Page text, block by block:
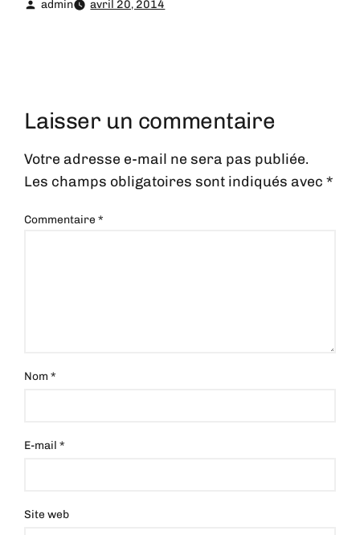
admin avril 20, 2014
Laisser un commentaire
Votre adresse e-mail ne sera pas publiée.
Les champs obligatoires sont indiqués avec*
Commentaire*
Nom*
E-mail*
Site web